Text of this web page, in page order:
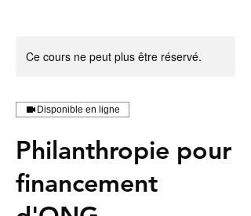
Ce cours ne peut plus être réservé.
Disponible en ligne
Philanthropie pour
financement